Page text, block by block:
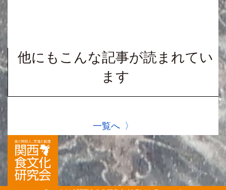
他にもこんな記事が読まれてい
ます
一覧へ